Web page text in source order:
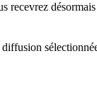
recevrez désormais